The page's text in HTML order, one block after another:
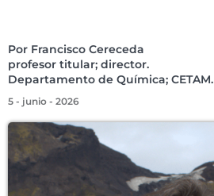
Por Francisco Cereceda
profesor titular; director.
Departamento de Química; CETAM.
5 - junio - 2026